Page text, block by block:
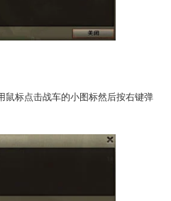
标点击战车的小图标然后按右键弹